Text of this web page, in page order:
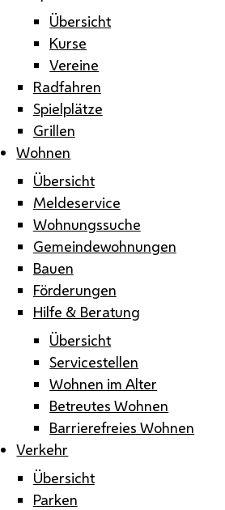
Übersicht
Kurse
Vereine
Radfahren
Spielplätze
Grillen
Wohnen
Übersicht
Meldeservice
Wohnungssuche
Gemeindewohnungen
Bauen
Förderungen
Hilfe & Beratung
Übersicht
Servicestellen
Wohnen im Alter
Betreutes Wohnen
Barrierefreies Wohnen
Verkehr
Übersicht
Parken